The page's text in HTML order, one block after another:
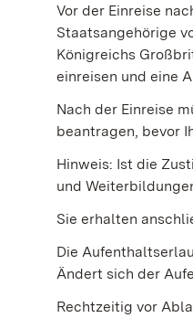
Vor der Einreise
Staatsangehörige
Königreichs
einreisen und eine
Nach der Einreise
beantragen, bevor
Hinweis: Ist die
und
Sie erhalten
Die
Ändert sich der
Rechtzeitig vor